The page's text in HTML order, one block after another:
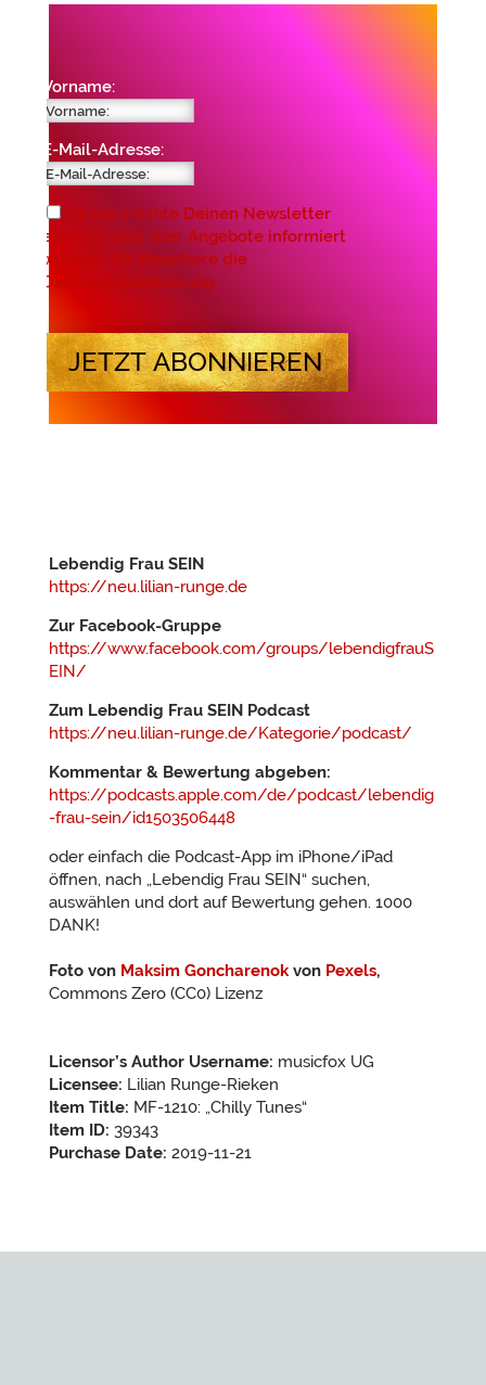
Vorname:
E-Mail-Adresse:
Ja, ich möchte Deinen Newsletter
erhalten und über Angebote informiert
werden. Ich akzeptiere die
Datenschutzerklärung.
JETZT ABONNIEREN
Lebendig Frau SEIN
https://neu.lilian-runge.de
Zur Facebook-Gruppe
https://www.facebook.com/groups/lebendigfrauS
EIN/
Zum Lebendig Frau SEIN Podcast
https://neu.lilian-runge.de/Kategorie/podcast/
Kommentar & Bewertung abgeben:
https://podcasts.apple.com/de/podcast/lebendig
-frau-sein/id1503506448
oder einfach die Podcast-App im iPhone/iPad
öffnen, nach „Lebendig Frau SEIN“ suchen,
auswählen und dort auf Bewertung gehen. 1000
DANK!
Foto von Maksim Goncharenokvon Pexels,
Commons Zero (CC0) Lizenz
Licensor’s Author Username: musicfox UG
Licensee: Lilian Runge-Rieken
Item Title: MF-1210: „Chilly Tunes“
Item ID: 39343
Purchase Date: 2019-11-21